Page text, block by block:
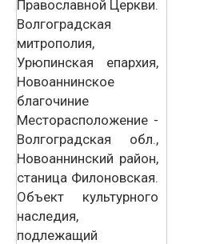
Православной Церкви.
Волгоградская
митрополия,
Урюпинская епархия,
Новоаннинское
благочиние
Месторасположение -
Волгоградская обл.,
Новоаннинский район,
станица Филоновская.
Объект культурного
наследия,
подлежащий